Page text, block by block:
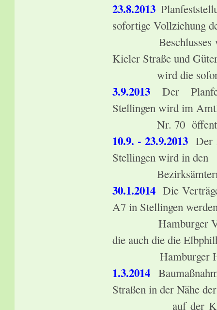
23.8.2013
sofortige Vollziehung
Beschlusses wird
Kieler Straße und
wird die sofortige
3.9.2013 Der
Stellingen wird im
Nr. 70 öffentlich
10.9. - 23.9.2013 Der
Stellingen wird in den
Bezirksämtern
30.1.2014 Die
A7 in Stellingen
Hamburger
die auch die die
Hamburger
1.3.2014
Straßen in der Nähe
auf der